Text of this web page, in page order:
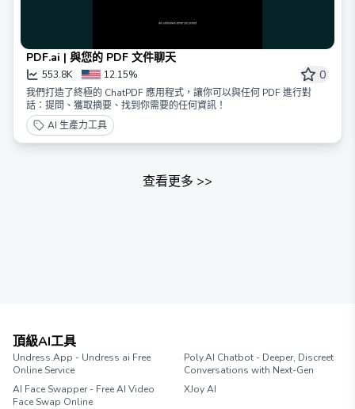
PDF.ai | 與您的 PDF 文件聊天
553.8K 12.15% 0
我們打造了終極的 ChatPDF 應用程式，讓你可以與任何 PDF 進行對
話：提問、獲取摘要、找到你需要的任何資訊！
AI 生產力工具
查看更多 >>
頂級AI工具
Undress.App - Undress ai Free
Online Service
Poly.AI Chatbot - Deeper, Discreet
Conversations with Next-Gen
AI Face Swapper - Free AI Video
Face Swap Online
XJoy AI